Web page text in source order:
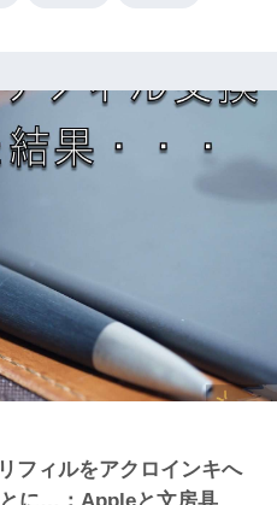
フィルをアクロインキへ